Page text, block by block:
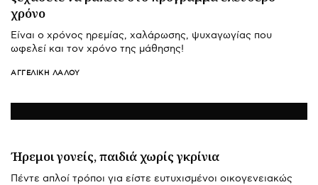
χρόνο
Είναι ο χρόνος ηρεμίας, χαλάρωσης, ψυχαγωγίας που
ωφελεί και τον χρόνο της μάθησης!
ΑΓΓΕΛΙΚΉ ΛΆΛΟΥ
Ήρεμοι γονείς, παιδιά χωρίς γκρίνια
Πέντε απλοί τρόποι για είστε ευτυχισμένοι οικογενειακώς